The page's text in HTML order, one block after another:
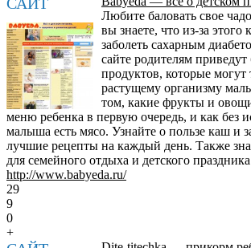
Любите баловать свое
вы знаете, что из-за этого
заболеть сахарным
сайте родителям
продуктов, которые могут
растущему организму
том, какие фрукты и
меню ребенка в первую очередь, и как без
малыша есть мясо. Узнайте о пользе каш и
лучшие рецепты на каждый день. Также
для семейного отдыха и детского
http://www.babyeda.ru/
29
9
0
+